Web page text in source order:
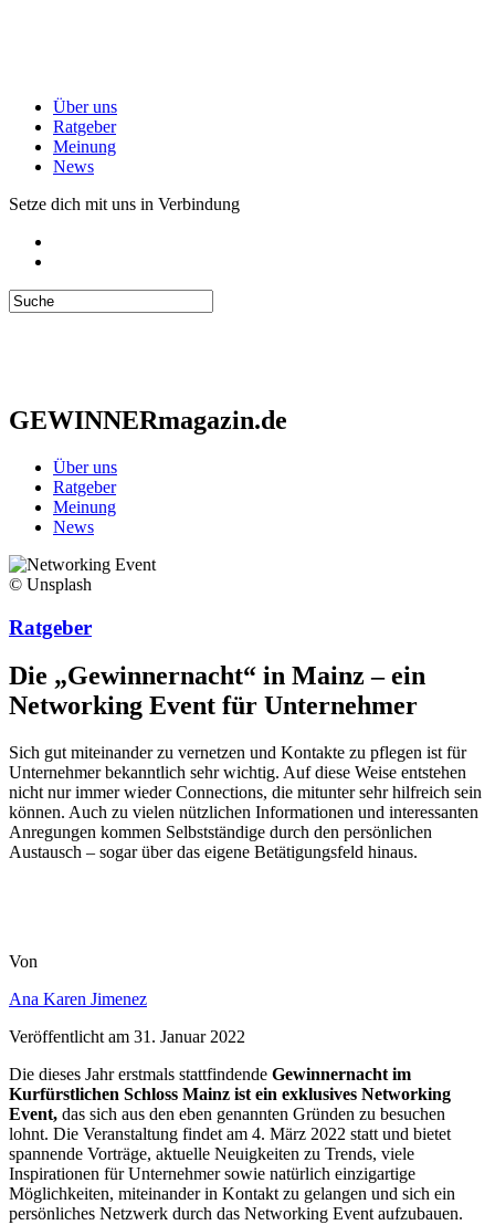
Über uns
Ratgeber
Meinung
News
Setze dich mit uns in Verbindung
GEWINNERmagazin.de
Über uns
Ratgeber
Meinung
News
© Unsplash
Ratgeber
Die „Gewinnernacht“ in Mainz – ein
Networking Event für Unternehmer
Sich gut miteinander zu vernetzen und Kontakte zu pflegen ist für
Unternehmer bekanntlich sehr wichtig. Auf diese Weise entstehen
nicht nur immer wieder Connections, die mitunter sehr hilfreich sein
können. Auch zu vielen nützlichen Informationen und interessanten
Anregungen kommen Selbstständige durch den persönlichen
Austausch – sogar über das eigene Betätigungsfeld hinaus.
Von
Ana Karen Jimenez
Veröffentlicht am 31. Januar 2022
Die dieses Jahr erstmals stattfindende Gewinnernacht im
Kurfürstlichen Schloss Mainz ist ein exklusives Networking
Event, das sich aus den eben genannten Gründen zu besuchen
lohnt. Die Veranstaltung findet am 4. März 2022 statt und bietet
spannende Vorträge, aktuelle Neuigkeiten zu Trends, viele
Inspirationen für Unternehmer sowie natürlich einzigartige
Möglichkeiten, miteinander in Kontakt zu gelangen und sich ein
persönliches Netzwerk durch das Networking Event aufzubauen.